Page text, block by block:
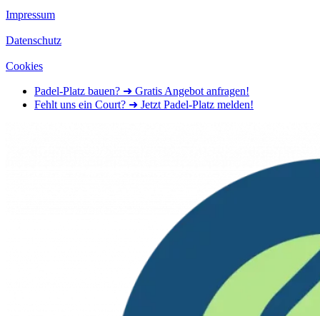
Impressum
Datenschutz
Cookies
Padel-Platz bauen? ➜ Gratis Angebot anfragen!
Fehlt uns ein Court? ➜ Jetzt Padel-Platz melden!